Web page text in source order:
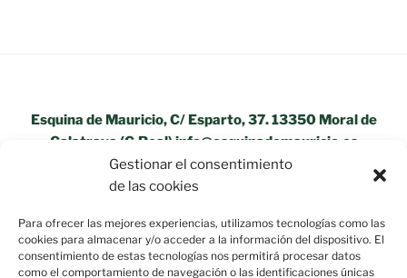
Gestionar el consentimiento
de las cookies
Para ofrecer las mejores experiencias, utilizamos tecnologías como las
cookies para almacenar y/o acceder a la información del dispositivo. El
consentimiento de estas tecnologías nos permitirá procesar datos
como el comportamiento de navegación o las identificaciones únicas
Esquina de Mauricio, C/ Esparto, 37. 13350 Moral de
Calatrava (C.Real) info@esquinademauricio.es
«Aviso Legal»